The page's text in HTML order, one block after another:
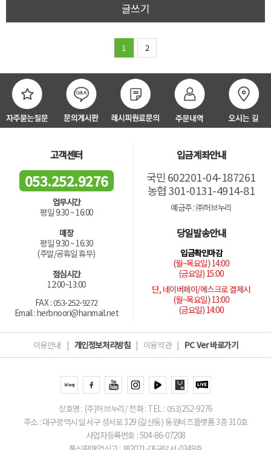
글쓰기
1 2
고객센터
053.252.9276
업무시간
평일 9:30 ~ 16:00
매장
평일 9:30 ~ 16:30
(주말/공휴일 휴무)
점심시간
12:00~13:00
FAX : 053-252-9272
Email : herbnoori@hanmail.net
입금계좌안내
국민 602201-04-187261
농협 301-0131-4914-81
예금주 : ㈜허브누리
당일발송안내
입금확인마감
(월~목요일) 14:00
(금요일) 15:00
단, 네이버페이/에스크로 결제시
(월~목요일) 13:00
(금요일) 14:00
이용안내 | 개인정보처리방침 | 이용약관 | PC Ver 바로가기
상호명 : (주)허브누리/ 전화 : TEL : 053)252-9276
주소 : 대구광역시 달서구 성서로 329 (갈산동) 동원비즈플랫폼 3층 310호
사업자등록번호 : 504-86-07208